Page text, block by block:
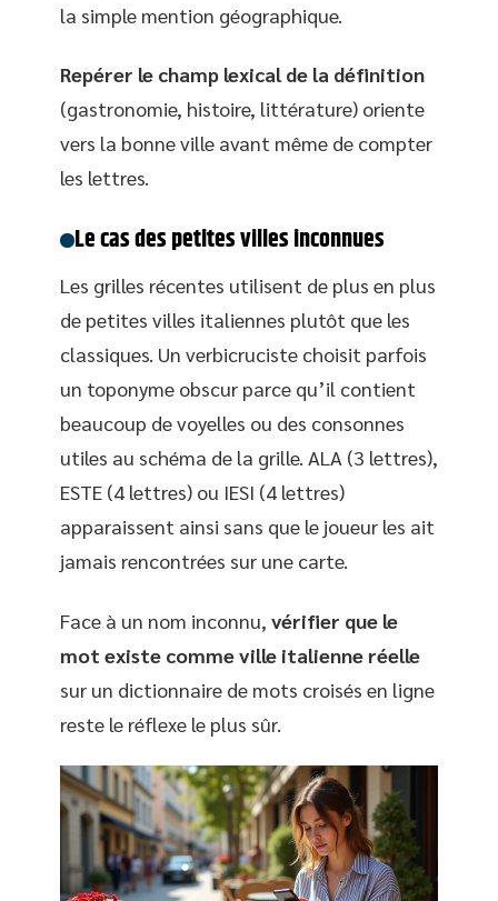
la simple mention géographique.
Repérer le champ lexical de la définition
(gastronomie, histoire, littérature) oriente
vers la bonne ville avant même de compter
les lettres.
Le cas des petites villes inconnues
Les grilles récentes utilisent de plus en plus
de petites villes italiennes plutôt que les
classiques. Un verbicruciste choisit parfois
un toponyme obscur parce qu’il contient
beaucoup de voyelles ou des consonnes
utiles au schéma de la grille. ALA (3 lettres),
ESTE (4 lettres) ou IESI (4 lettres)
apparaissent ainsi sans que le joueur les ait
jamais rencontrées sur une carte.
Face à un nom inconnu, vérifier que le
mot existe comme ville italienne réelle
sur un dictionnaire de mots croisés en ligne
reste le réflexe le plus sûr.